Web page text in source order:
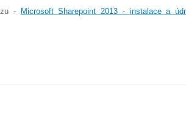
-
Microsoft Sharepoint 2013 - instalace a